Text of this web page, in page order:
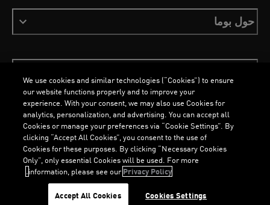
G
...
حول بوما
ملفات تعريف الارتباطسياسة الخصوصيةImprint
العربية
جميع الحقوق محفوظة © PUMA, 2026
We use cookies and similar technologies (“Cookies”) to ensure
our website functions properly and to improve your
experience. With your consent, we may also use Cookies for
analytics, personalization, and advertising. You can accept all
Cookies or manage your preferences via “Cookie Settings”. By
clicking “Accept All Cookies”, you consent to the use of
Cookies for these purposes. By clicking “Necessary Cookies
Only”, only essential Cookies will be used. For more
information, please see ourPrivacy Policy.
Cookies Settings
Accept All Cookies